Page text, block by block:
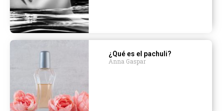
¿Qué es el pachuli?
Anna Gaspar